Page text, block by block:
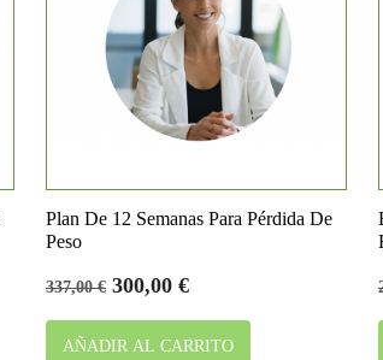
Vista rápida
Plan De 12 Semanas Para Pérdida De
Peso
Precio
base
337,00 € Precio
300,00 €
AÑADIR AL CARRITO